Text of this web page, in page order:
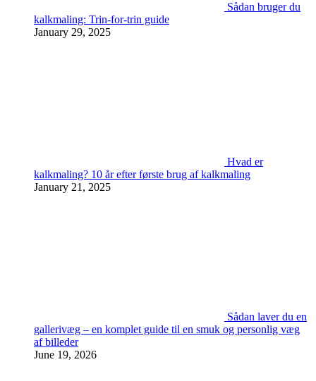
Sådan bruger du
kalkmaling: Trin-for-trin guide
January 29, 2025
Hvad er
kalkmaling? 10 år efter første brug af kalkmaling
January 21, 2025
Sådan laver du en
gallerivæg – en komplet guide til en smuk og personlig væg
af billeder
June 19, 2026